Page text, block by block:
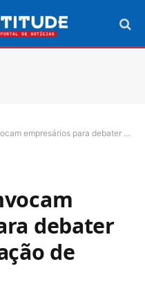
para debater pacote de elevação de tributos
debater
de